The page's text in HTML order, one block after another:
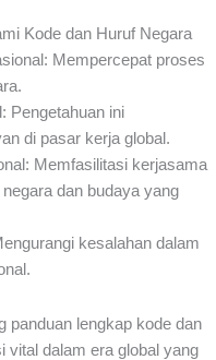
Kode dan Huruf Negara
Mempercepat proses
Pengetahuan ini
di pasar kerja global.
Memfasilitasi kerjasama
dan budaya yang
kesalahan dalam
panduan lengkap kode dan
vital dalam era global yang